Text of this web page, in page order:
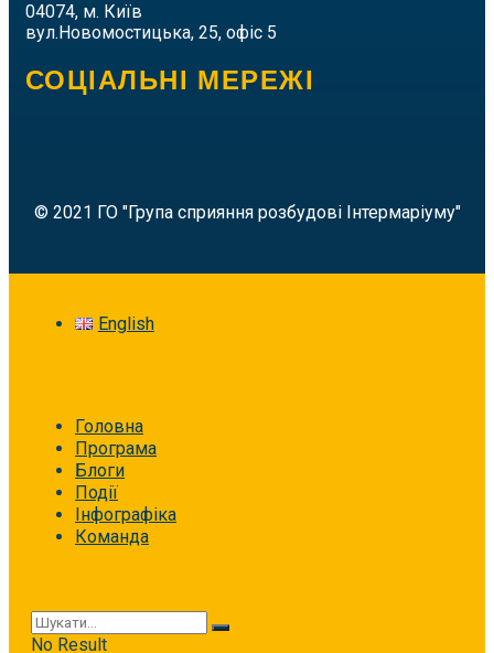
04074, м. Київ
вул.Новомостицька, 25, офіс 5
СОЦІАЛЬНІ МЕРЕЖІ
© 2021 ГО "Група сприяння розбудові Інтермаріуму"
English
Головна
Програма
Блоги
Події
Інфографіка
Команда
No Result